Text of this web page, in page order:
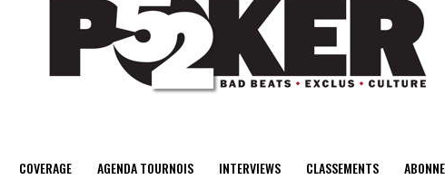
COVERAGE AGENDA TOURNOIS INTERVIEWS CLASSEMENTS